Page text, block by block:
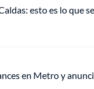
esto es lo que
en Metro y